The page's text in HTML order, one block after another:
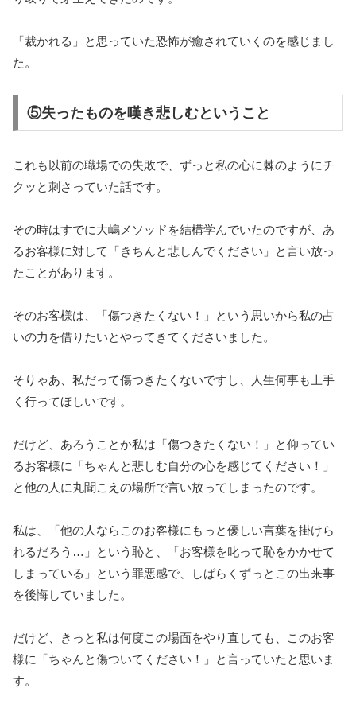
「裁かれる」と思っていた恐怖が癒されていくのを感じまし
た。
⑤失ったものを嘆き悲しむということ
これも以前の職場での失敗で、ずっと私の心に棘のようにチ
クッと刺さっていた話です。
その時はすでに大嶋メソッドを結構学んでいたのですが、あ
るお客様に対して「きちんと悲しんでください」と言い放っ
たことがあります。
そのお客様は、「傷つきたくない！」という思いから私の占
いの力を借りたいとやってきてくださいました。
そりゃあ、私だって傷つきたくないですし、人生何事も上手
く行ってほしいです。
だけど、あろうことか私は「傷つきたくない！」と仰ってい
るお客様に「ちゃんと悲しむ自分の心を感じてください！」
と他の人に丸聞こえの場所で言い放ってしまったのです。
私は、「他の人ならこのお客様にもっと優しい言葉を掛けら
れるだろう…」という恥と、「お客様を叱って恥をかかせて
しまっている」という罪悪感で、しばらくずっとこの出来事
を後悔していました。
だけど、きっと私は何度この場面をやり直しても、このお客
様に「ちゃんと傷ついてください！」と言っていたと思いま
す。